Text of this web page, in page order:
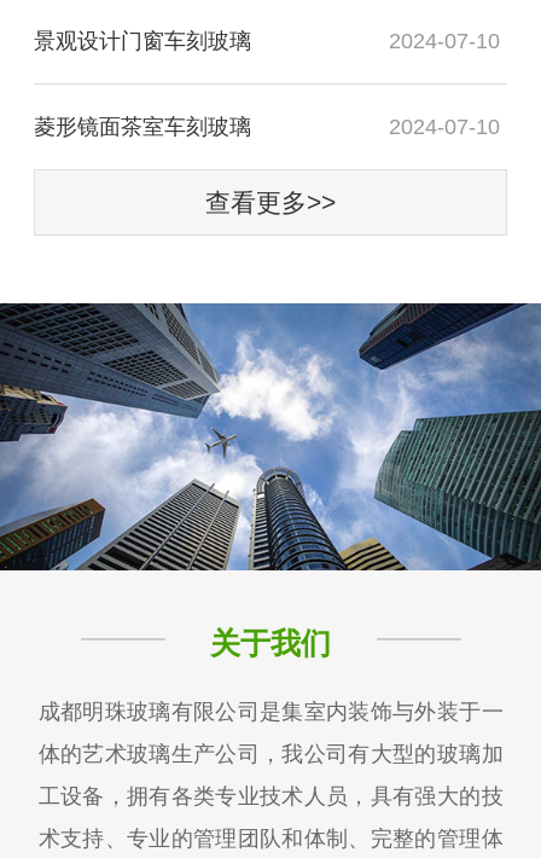
景观设计门窗车刻玻璃 2024-07-10
菱形镜面茶室车刻玻璃 2024-07-10
查看更多>>
关于我们
成都明珠玻璃有限公司是集室内装饰与外装于一
体的艺术玻璃生产公司，我公司有大型的玻璃加
工设备，拥有各类专业技术人员，具有强大的技
术支持、专业的管理团队和体制、完整的管理体